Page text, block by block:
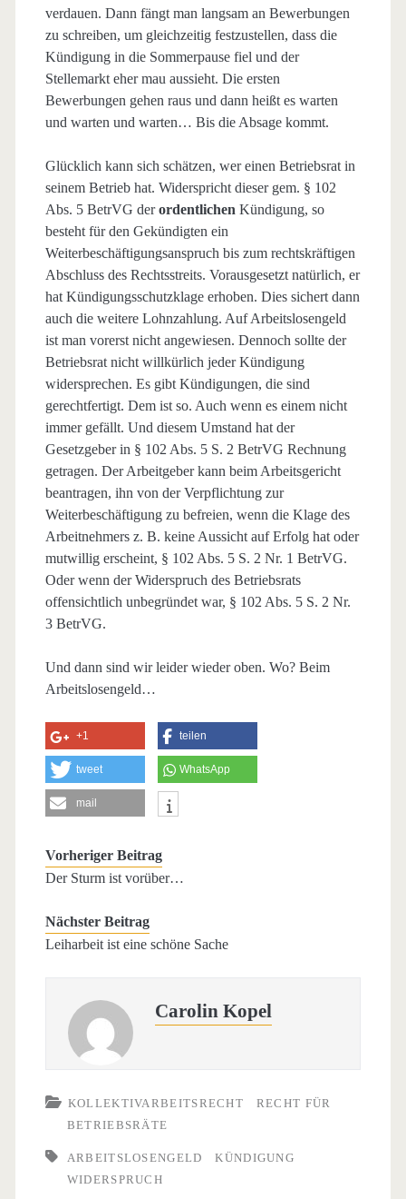
verdauen. Dann fängt man langsam an Bewerbungen
zu schreiben, um gleichzeitig festzustellen, dass die
Kündigung in die Sommerpause fiel und der
Stellemarkt eher mau aussieht. Die ersten
Bewerbungen gehen raus und dann heißt es warten
und warten und warten… Bis die Absage kommt.
Glücklich kann sich schätzen, wer einen Betriebsrat in
seinem Betrieb hat. Widerspricht dieser gem. § 102
Abs. 5 BetrVG derordentlichen Kündigung, so
besteht für den Gekündigten ein
Weiterbeschäftigungsanspruch bis zum rechtskräftigen
Abschluss des Rechtsstreits. Vorausgesetzt natürlich, er
hat Kündigungsschutzklage erhoben. Dies sichert dann
auch die weitere Lohnzahlung. Auf Arbeitslosengeld
ist man vorerst nicht angewiesen. Dennoch sollte der
Betriebsrat nicht willkürlich jeder Kündigung
widersprechen. Es gibt Kündigungen, die sind
gerechtfertigt. Dem ist so. Auch wenn es einem nicht
immer gefällt. Und diesem Umstand hat der
Gesetzgeber in § 102 Abs. 5 S. 2 BetrVG Rechnung
getragen. Der Arbeitgeber kann beim Arbeitsgericht
beantragen, ihn von der Verpflichtung zur
Weiterbeschäftigung zu befreien, wenn die Klage des
Arbeitnehmers z. B. keine Aussicht auf Erfolg hat oder
mutwillig erscheint, § 102 Abs. 5 S. 2 Nr. 1 BetrVG.
Oder wenn der Widerspruch des Betriebsrats
offensichtlich unbegründet war, § 102 Abs. 5 S. 2 Nr.
3 BetrVG.
Und dann sind wir leider wieder oben. Wo? Beim
Arbeitslosengeld…
+1 teilen
tweet WhatsApp
mail
Vorheriger Beitrag
Der Sturm ist vorüber…
Nächster Beitrag
Leiharbeit ist eine schöne Sache
Carolin Kopel
KOLLEKTIVARBEITSRECHT
RECHT FÜR
BETRIEBSRÄTE
ARBEITSLOSENGELD
KÜNDIGUNG
WIDERSPRUCH